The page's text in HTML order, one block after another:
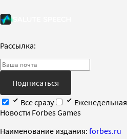
Рассылка:
Подписаться
Все сразу
Еженедельная
Новости Forbes Games
Наименование издания: forbes.ru